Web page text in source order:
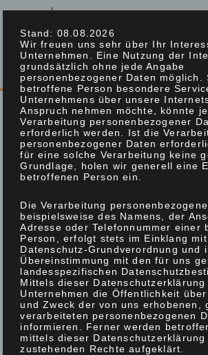
Stand: 08.08.2026
Wir freuen uns sehr über Ihr
Unternehmen. Eine Nutzung der
grundsätzlich ohne jede Angabe
personenbezogener Daten möglich.
betroffene Person besondere
Unternehmens über unsere
Anspruch nehmen möchte, könnte
Verarbeitung personenbezogener
erforderlich werden. Ist die
personenbezogener Daten
für eine solche Verarbeitung keine
Grundlage, holen wir generell eine
betroffenen Person ein.
Die Verarbeitung
beispielsweise des Namens, der
Adresse oder Telefonnummer einer
Person, erfolgt stets im Einklang
Datenschutz-Grundverordnung und
Übereinstimmung mit den für uns
landesspezifischen
Mittels dieser
Unternehmen die Öffentlichkeit
und Zweck der von uns erhobenen,
verarbeiteten personenbezogenen
informieren. Ferner werden
mittels dieser
zustehenden Rechte aufgeklärt.